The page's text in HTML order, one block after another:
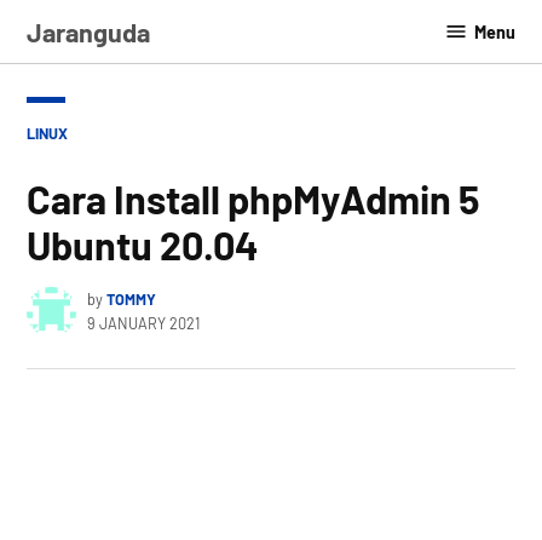
Jaranguda Menu
POSTED
LINUX
Cara Install phpMyAdmin 5
Ubuntu 20.04
byTOMMY
9 JANUARY 2021